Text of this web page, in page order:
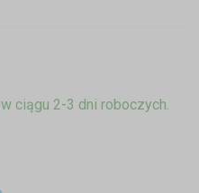
ciągu 2-3 dni roboczych.